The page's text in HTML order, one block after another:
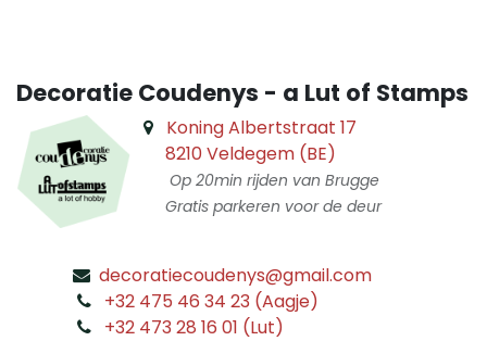
Decoratie Coudenys - a Lut of Stamps
Koning Albertstraat 17
8210 Veldegem (BE)
Op 20min rijden van Brugge
Gratis parkeren voor de deur
decoratiecoudenys@gmail.com
+32 475 46 34 23 (Aagje)
+32 473 28 16 01 (Lut)